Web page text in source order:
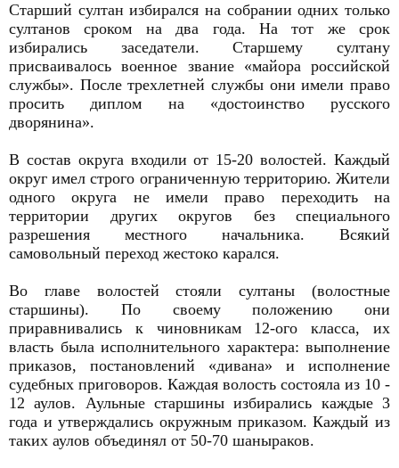
Старший султан избирался на собрании одних только
султанов сроком на два года. На тот же срок
избирались заседатели. Старшему султану
присваивалось военное звание «майора российской
службы». После трехлетней службы они имели право
просить диплом на «достоинство русского
дворянина».
В состав округа входили от 15-20 волостей. Каждый
округ имел строго ограниченную территорию. Жители
одного округа не имели право переходить на
территории других округов без специального
разрешения местного начальника. Всякий
самовольный переход жестоко карался.
Во главе волостей стояли султаны (волостные
старшины). По своему положению они
приравнивались к чиновникам 12-ого класса, их
власть была исполнительного характера: выполнение
приказов, постановлений «дивана» и исполнение
судебных приговоров. Каждая волость состояла из 10 -
12 аулов. Аульные старшины избирались каждые 3
года и утверждались окружным приказом. Каждый из
таких аулов объединял от 50-70 шаныраков.